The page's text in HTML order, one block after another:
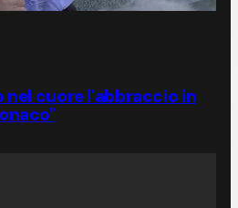
cuore l'abbraccio in